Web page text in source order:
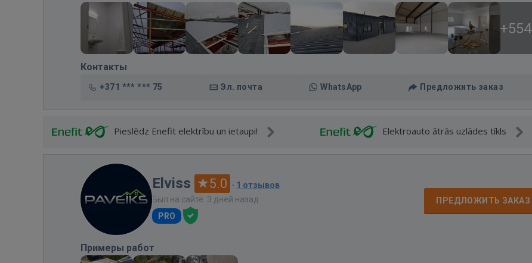
+554
Контакты
+371 *** *** 75 Эл. почта WhatsApp Предложить заказ
Pieslēdz Enefit elektrību un ietaupi! Elektroauto ātrās uzlādes tīkls
Elviss 5.0 · 1 отзывов
Был на сайте: 3 дней назад
PRO
ПРЕДЛОЖИТЬ ЗАКАЗ
Примеры работ